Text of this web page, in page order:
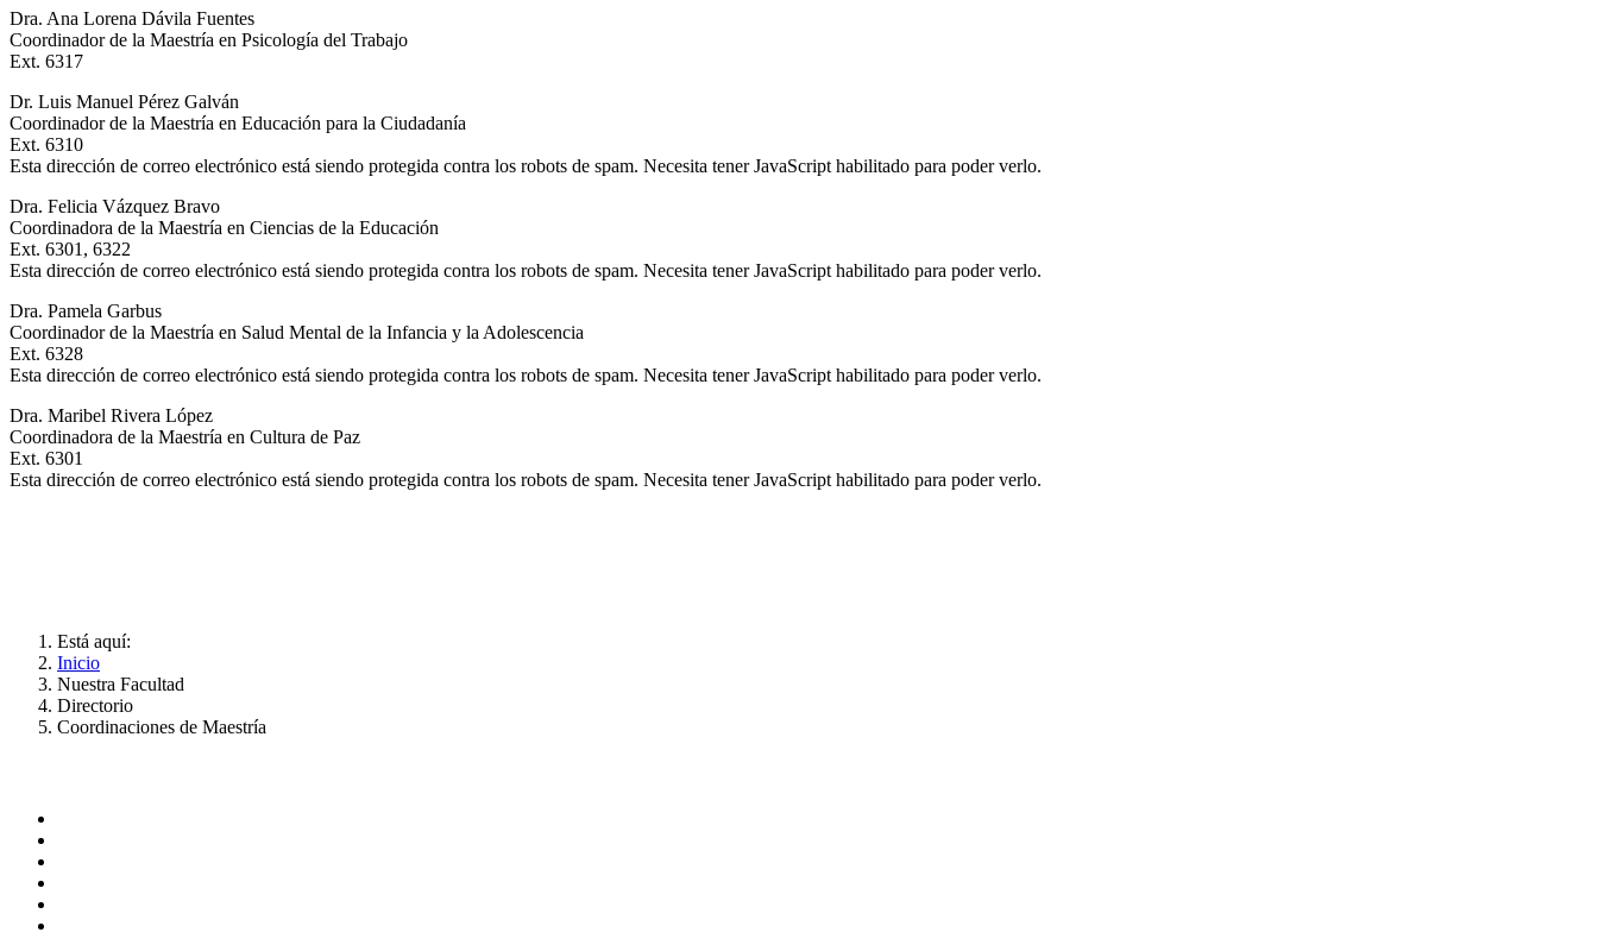
Dra. Ana Lorena Dávila Fuentes
Coordinador de la Maestría en Psicología del Trabajo
Ext. 6317
Dr. Luis Manuel Pérez Galván
Coordinador de la Maestría en Educación para la Ciudadanía
Ext. 6310
Esta dirección de correo electrónico está siendo protegida contra los robots de spam. Necesita tener JavaScript habilitado para poder verlo.
Dra. Felicia Vázquez Bravo
Coordinadora de la Maestría en Ciencias de la Educación
Ext. 6301, 6322
Esta dirección de correo electrónico está siendo protegida contra los robots de spam. Necesita tener JavaScript habilitado para poder verlo.
Dra. Pamela Garbus
Coordinador de la Maestría en Salud Mental de la Infancia y la Adolescencia
Ext. 6328
Esta dirección de correo electrónico está siendo protegida contra los robots de spam. Necesita tener JavaScript habilitado para poder verlo.
Dra. Maribel Rivera López
Coordinadora de la Maestría en Cultura de Paz
Ext. 6301
Esta dirección de correo electrónico está siendo protegida contra los robots de spam. Necesita tener JavaScript habilitado para poder verlo.
Está aquí:
Inicio
Nuestra Facultad
Directorio
Coordinaciones de Maestría